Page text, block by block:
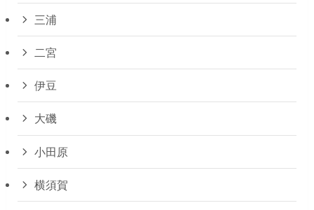
三浦
二宮
伊豆
大磯
小田原
横須賀